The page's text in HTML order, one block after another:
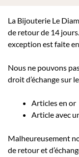
La Bijouterie Le
de retour de 14
exception est faite
Nous ne pouvons
droit d’échange sur
Articles en or
Article avec
Malheureusement
de retour et